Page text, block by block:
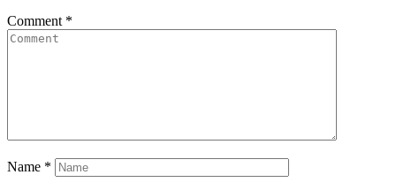
Comment *
Name *